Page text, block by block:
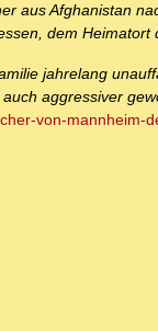
aus Afghanistan
dem
jahrelang
aggressiver
von-mannheim-